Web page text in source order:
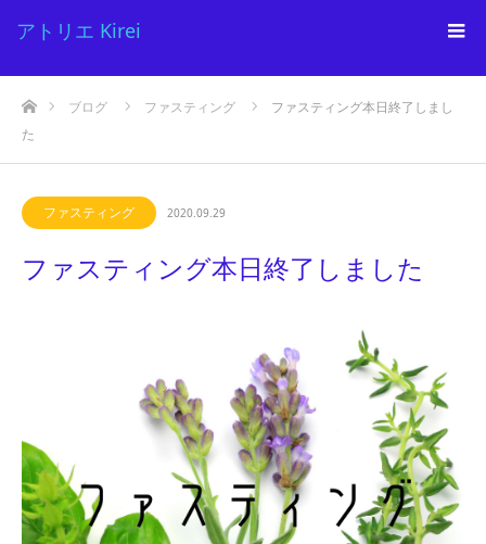
アトリエ Kirei
ホームブログ ファスティング
ファスティング本日終了しまし
た
ファスティング 2020.09.29
ファスティング本日終了しました